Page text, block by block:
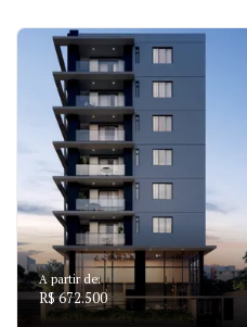
A partir de:
R$ 672.500